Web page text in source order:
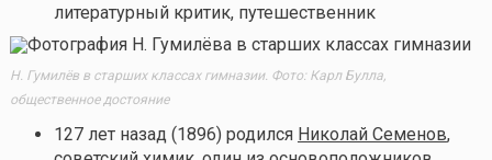
литературный критик, путешественник
Н. Гумилёв в старших классах гимназии. Фото: Карл Булла,
общественное достояние
127 лет назад (1896) родился Николай Семенов,